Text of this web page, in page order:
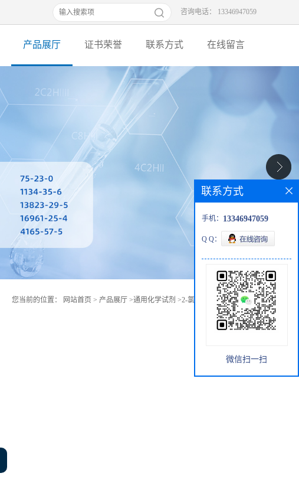
咨询电话： 13346947059
产品展厅 证书荣誉 联系方式 在线留言
您当前的位置： 网站首页 > 产品展厅 >通用化学试剂 >2-氯杀鼠灵酮 553-86-6
联系方式
手机： 13346947059
Q Q：
微信扫一扫